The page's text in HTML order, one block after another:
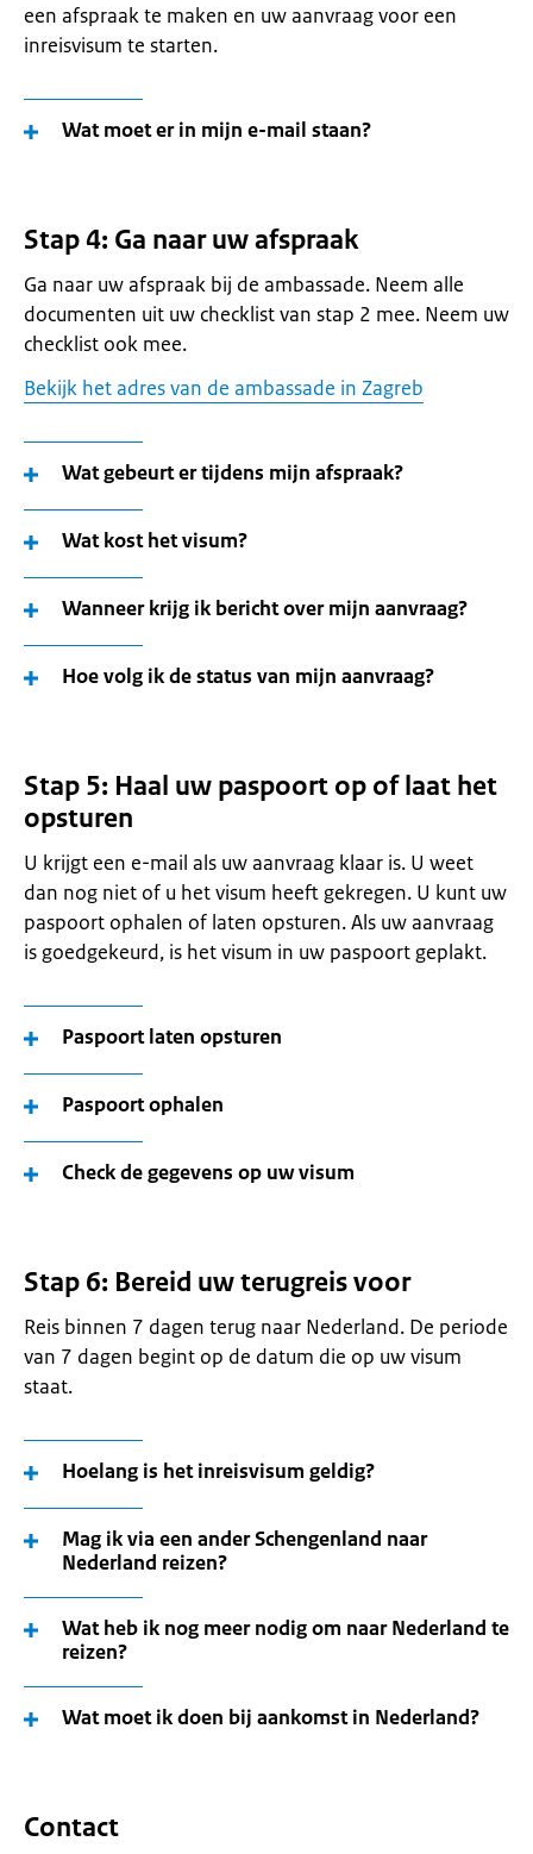
een afspraak te maken en uw aanvraag voor een
inreisvisum te starten.
Wat moet er in mijn e-mail staan?
Stap 4: Ga naar uw afspraak
Ga naar uw afspraak bij de ambassade. Neem alle
documenten uit uw checklist van stap 2 mee. Neem uw
checklist ook mee.
Bekijk het adres van de ambassade in Zagreb
Wat gebeurt er tijdens mijn afspraak?
Wat kost het visum?
Wanneer krijg ik bericht over mijn aanvraag?
Hoe volg ik de status van mijn aanvraag?
Stap 5: Haal uw paspoort op of laat het
opsturen
U krijgt een e-mail als uw aanvraag klaar is. U weet
dan nog niet of u het visum heeft gekregen. U kunt uw
paspoort ophalen of laten opsturen. Als uw aanvraag
is goedgekeurd, is het visum in uw paspoort geplakt.
Paspoort laten opsturen
Paspoort ophalen
Check de gegevens op uw visum
Stap 6: Bereid uw terugreis voor
Reis binnen 7 dagen terug naar Nederland. De periode
van 7 dagen begint op de datum die op uw visum
staat.
Hoelang is het inreisvisum geldig?
Mag ik via een ander Schengenland naar
Nederland reizen?
Wat heb ik nog meer nodig om naar Nederland te
reizen?
Wat moet ik doen bij aankomst in Nederland?
Contact